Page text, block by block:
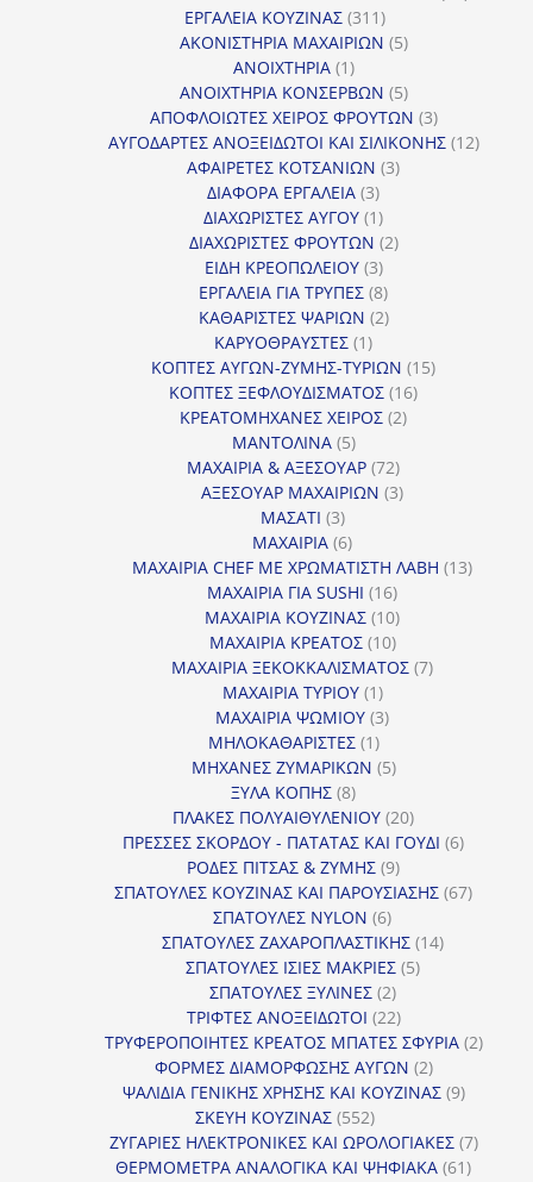
ΕΡΓΑΛΕΙΑ ΚΟΥΖΙΝΑΣ 311311
προϊόντα
ΑΚΟΝΙΣΤΗΡΙΑ ΜΑΧΑΙΡΙΩΝ 55
ΑΝΟΙΧΤΗΡΙΑ 11
προϊόν
ΑΝΟΙΧΤΗΡΙΑ ΚΟΝΣΕΡΒΩΝ 55
προϊόντα
ΑΠΟΦΛΟΙΩΤΕΣ ΧΕΙΡΟΣ ΦΡΟΥΤΩΝ 33
προϊόντα
ΑΥΓΟΔΑΡΤΕΣ ΑΝΟΞΕΙΔΩΤΟΙ ΚΑΙ ΣΙΛΙΚΟΝΗΣ 1212
ΑΦΑΙΡΕΤΕΣ ΚΟΤΣΑΝΙΩΝ 33
ΔΙΑΦΟΡΑ ΕΡΓΑΛΕΙΑ 33
προϊόντα
ΔΙΑΧΩΡΙΣΤΕΣ ΑΥΓΟΥ 11
προϊόν
ΔΙΑΧΩΡΙΣΤΕΣ ΦΡΟΥΤΩΝ 22
ΕΙΔΗ ΚΡΕΟΠΩΛΕΙΟΥ 33
προϊόντα
ΕΡΓΑΛΕΙΑ ΓΙΑ ΤΡΥΠΕΣ 88
προϊόντα
ΚΑΘΑΡΙΣΤΕΣ ΨΑΡΙΩΝ 22
ΚΑΡΥΟΘΡΑΥΣΤΕΣ 11
προϊόν
ΚΟΠΤΕΣ ΑΥΓΩΝ-ΖΥΜΗΣ-ΤΥΡΙΩΝ 1515
ΚΟΠΤΕΣ ΞΕΦΛΟΥΔΙΣΜΑΤΟΣ 1616
ΚΡΕΑΤΟΜΗΧΑΝΕΣ ΧΕΙΡΟΣ 22
ΜΑΝΤΟΛΙΝΑ 55
προϊόντα
ΜΑΧΑΙΡΙΑ & ΑΞΕΣΟΥΑΡ 7272
προϊόντα
ΑΞΕΣΟΥΑΡ ΜΑΧΑΙΡΙΩΝ 33
ΜΑΣΑΤΙ 33
προϊόντα
ΜΑΧΑΙΡΙΑ 66
προϊόντα
ΜΑΧΑΙΡΙΑ CHEF ΜΕ ΧΡΩΜΑΤΙΣΤΗ ΛΑΒΗ 1313
ΜΑΧΑΙΡΙΑ ΓΙΑ SUSHI 1616
προϊόντα
ΜΑΧΑΙΡΙΑ ΚΟΥΖΙΝΑΣ 1010
προϊόντα
ΜΑΧΑΙΡΙΑ ΚΡΕΑΤΟΣ 1010
προϊόντα
ΜΑΧΑΙΡΙΑ ΞΕΚΟΚΚΑΛΙΣΜΑΤΟΣ 77
ΜΑΧΑΙΡΙΑ ΤΥΡΙΟΥ 11
προϊόν
ΜΑΧΑΙΡΙΑ ΨΩΜΙΟΥ 33
ΜΗΛΟΚΑΘΑΡΙΣΤΕΣ 11
προϊόν
ΜΗΧΑΝΕΣ ΖΥΜΑΡΙΚΩΝ 55
ΞΥΛΑ ΚΟΠΗΣ 88
προϊόντα
ΠΛΑΚΕΣ ΠΟΛΥΑΙΘΥΛΕΝΙΟΥ 2020
προϊόντα
ΠΡΕΣΣΕΣ ΣΚΟΡΔΟΥ - ΠΑΤΑΤΑΣ ΚΑΙ ΓΟΥΔΙ 66
ΡΟΔΕΣ ΠΙΤΣΑΣ & ΖΥΜΗΣ 99
προϊόντα
ΣΠΑΤΟΥΛΕΣ ΚΟΥΖΙΝΑΣ ΚΑΙ ΠΑΡΟΥΣΙΑΣΗΣ 6767
ΣΠΑΤΟΥΛΕΣ NYLON 66
προϊόντα
ΣΠΑΤΟΥΛΕΣ ΖΑΧΑΡΟΠΛΑΣΤΙΚΗΣ 1414
ΣΠΑΤΟΥΛΕΣ ΙΣΙΕΣ ΜΑΚΡΙΕΣ 55
ΣΠΑΤΟΥΛΕΣ ΞΥΛΙΝΕΣ 22
προϊόντα
ΤΡΙΦΤΕΣ ΑΝΟΞΕΙΔΩΤΟΙ 2222
προϊόντα
ΤΡΥΦΕΡΟΠΟΙΗΤΕΣ ΚΡΕΑΤΟΣ ΜΠΑΤΕΣ ΣΦΥΡΙΑ 22
ΦΟΡΜΕΣ ΔΙΑΜΟΡΦΩΣΗΣ ΑΥΓΩΝ 22
προϊόντα
ΨΑΛΙΔΙΑ ΓΕΝΙΚΗΣ ΧΡΗΣΗΣ ΚΑΙ ΚΟΥΖΙΝΑΣ 99
ΣΚΕΥΗ ΚΟΥΖΙΝΑΣ 552552
προϊόντα
ΖΥΓΑΡΙΕΣ ΗΛΕΚΤΡΟΝΙΚΕΣ ΚΑΙ ΩΡΟΛΟΓΙΑΚΕΣ 77
ΘΕΡΜΟΜΕΤΡΑ ΑΝΑΛΟΓΙΚΑ ΚΑΙ ΨΗΦΙΑΚΑ 6161